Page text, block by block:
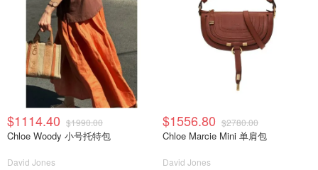
$1114.40 $1990.00
Chloe Woody 小号托特包
David Jones
$1556.80 $2780.00
Chloe Marcie Mini 单肩包
David Jones